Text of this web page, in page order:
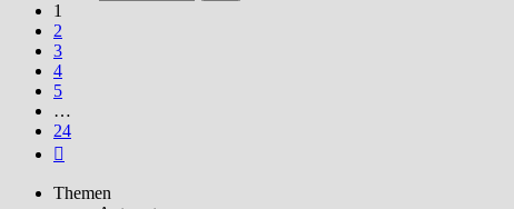
1
2
3
4
5
…
24
Themen